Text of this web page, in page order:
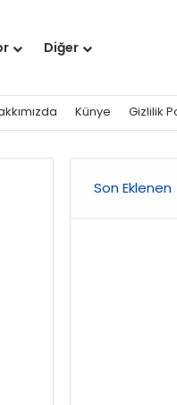
Diğer
Künye Gizlilik
Son Eklenen